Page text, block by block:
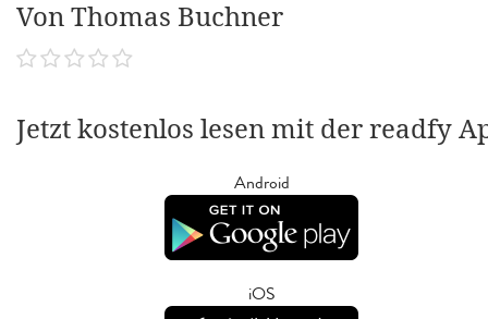
Von Thomas Buchner
Jetzt kostenlos lesen mit der readfy
Android
iOS